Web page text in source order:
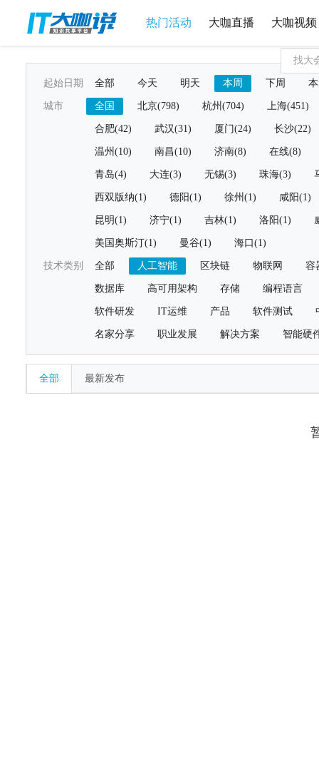
热门活动 大咖直播 大咖视频
起始日期 全部 今天 明天 本周 下周
城市 全国 北京(798) 杭州(704) 上海(451)
合肥(42) 武汉(31) 厦门(24) 长沙(22)
温州(10) 南昌(10) 济南(8) 在线(8)
青岛(4) 大连(3) 无锡(3) 珠海(3)
西双版纳(1) 德阳(1) 徐州(1) 咸阳(1)
昆明(1) 济宁(1) 吉林(1) 洛阳(1)
美国奥斯汀(1) 曼谷(1) 海口(1)
技术类别 全部 人工智能 区块链 物联网 容
数据库 高可用架构 存储 编程语言
软件研发 IT运维 产品 软件测试
名家分享 职业发展 解决方案 智能硬
全部 最新发布